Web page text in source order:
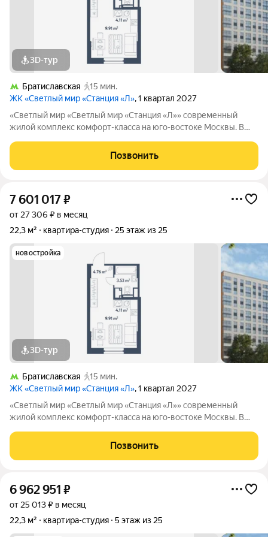
3D-тур
Братиславская
15 мин.
ЖК «Светлый мир «Станция «Л», 1 квартал 2027
«Светлый мир «Светлый мир «Станция «Л»» современный
жилой комплекс комфорт-класса на юго-востоке Москвы. В
благоустроенные дворы без машин, детские игровые
комплексы, спортивные площадки и многое другое.
Позвонить
7 601 017₽
от 27 306 ₽ в месяц
22,3 м²
квартира-студия 25 этаж из 25
новостройка
3D-тур
Братиславская
15 мин.
ЖК «Светлый мир «Станция «Л», 1 квартал 2027
«Светлый мир «Светлый мир «Станция «Л»» современный
жилой комплекс комфорт-класса на юго-востоке Москвы. В
благоустроенные дворы без машин, детские игровые
комплексы, спортивные площадки и многое другое.
Позвонить
6 962 951 ₽
от 25 013 ₽ в месяц
22,3 м²
квартира-студия 5 этаж из 25